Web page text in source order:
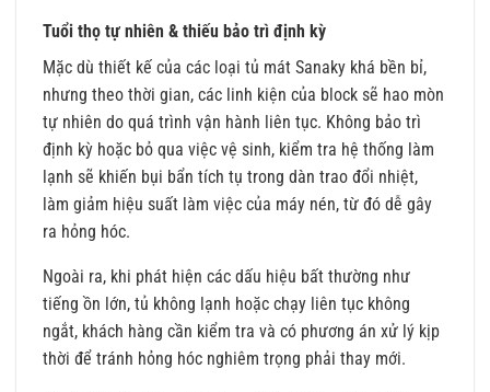
Tuổi thọ tự nhiên & thiếu bảo trì định kỳ
Mặc dù thiết kế của các loại tủ mát Sanaky khá bền bỉ,
nhưng theo thời gian, các linh kiện của block sẽ hao mòn
tự nhiên do quá trình vận hành liên tục. Không bảo trì
định kỳ hoặc bỏ qua việc vệ sinh, kiểm tra hệ thống làm
lạnh sẽ khiến bụi bẩn tích tụ trong dàn trao đổi nhiệt,
làm giảm hiệu suất làm việc của máy nén, từ đó dễ gây
ra hỏng hóc.
Ngoài ra, khi phát hiện các dấu hiệu bất thường như
tiếng ồn lớn, tủ không lạnh hoặc chạy liên tục không
ngắt, khách hàng cần kiểm tra và có phương án xử lý kịp
thời để tránh hỏng hóc nghiêm trọng phải thay mới.